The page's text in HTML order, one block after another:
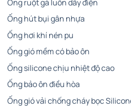
Ống ruột gà luồn dây điện
Ống hút bụi gân nhựa
Ống hơi khí nén pu
Ống gió mềm có bảo ôn
Ống silicone chịu nhiệt độ cao
Ống bảo ôn điều hòa
Ống gió vải chống cháy bọc